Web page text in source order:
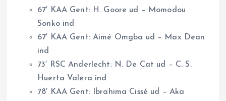
67′ KAA Gent: H. Goore ud – Momodou
Sonko ind
67′ KAA Gent: Aimé Omgba ud – Max Dean
ind
73′ RSC Anderlecht: N. De Cat ud – C. S.
Huerta Valera ind
78′ KAA Gent: Ibrahima Cissé ud – Aka